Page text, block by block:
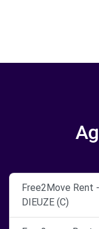
Free2Move Rent
DIEUZE (C)